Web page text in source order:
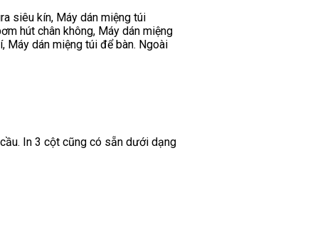
siêu kín, Máy dán miệng túi
hút chân không, Máy dán miệng
Máy dán miệng túi để bàn. Ngoài
In 3 cột cũng có sẵn dưới dạng